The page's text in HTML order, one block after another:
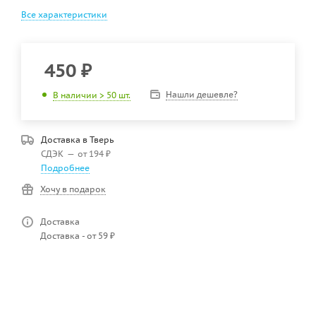
Все характеристики
450 ₽
В наличии > 50 шт. Нашли дешевле?
Доставка в Тверь
СДЭК — от 194 ₽
Подробнее
Хочу в подарок
Доставка
Доставка - от 59 ₽